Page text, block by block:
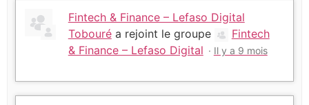
Fintech & Finance – Lefaso Digital
Tobouréa rejoint le groupe
Fintech
& Finance – Lefaso Digital
Il y a 9 mois